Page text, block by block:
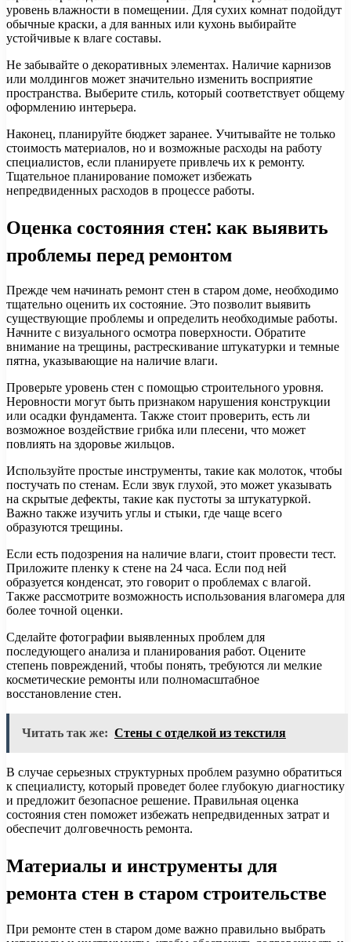
уровень влажности в помещении. Для сухих комнат подойдут
обычные краски, а для ванных или кухонь выбирайте
устойчивые к влаге составы.
Не забывайте о декоративных элементах. Наличие карнизов
или молдингов может значительно изменить восприятие
пространства. Выберите стиль, который соответствует общему
оформлению интерьера.
Наконец, планируйте бюджет заранее. Учитывайте не только
стоимость материалов, но и возможные расходы на работу
специалистов, если планируете привлечь их к ремонту.
Тщательное планирование поможет избежать
непредвиденных расходов в процессе работы.
Оценка состояния стен: как выявить
проблемы перед ремонтом
Прежде чем начинать ремонт стен в старом доме, необходимо
тщательно оценить их состояние. Это позволит выявить
существующие проблемы и определить необходимые работы.
Начните с визуального осмотра поверхности. Обратите
внимание на трещины, растрескивание штукатурки и темные
пятна, указывающие на наличие влаги.
Проверьте уровень стен с помощью строительного уровня.
Неровности могут быть признаком нарушения конструкции
или осадки фундамента. Также стоит проверить, есть ли
возможное воздействие грибка или плесени, что может
повлиять на здоровье жильцов.
Используйте простые инструменты, такие как молоток, чтобы
постучать по стенам. Если звук глухой, это может указывать
на скрытые дефекты, такие как пустоты за штукатуркой.
Важно также изучить углы и стыки, где чаще всего
образуются трещины.
Если есть подозрения на наличие влаги, стоит провести тест.
Приложите пленку к стене на 24 часа. Если под ней
образуется конденсат, это говорит о проблемах с влагой.
Также рассмотрите возможность использования влагомера для
более точной оценки.
Сделайте фотографии выявленных проблем для
последующего анализа и планирования работ. Оцените
степень повреждений, чтобы понять, требуются ли мелкие
косметические ремонты или полномасштабное
восстановление стен.
Читать так же: Стены с отделкой из текстиля
В случае серьезных структурных проблем разумно обратиться
к специалисту, который проведет более глубокую диагностику
и предложит безопасное решение. Правильная оценка
состояния стен поможет избежать непредвиденных затрат и
обеспечит долговечность ремонта.
Материалы и инструменты для
ремонта стен в старом строительстве
При ремонте стен в старом доме важно правильно выбрать